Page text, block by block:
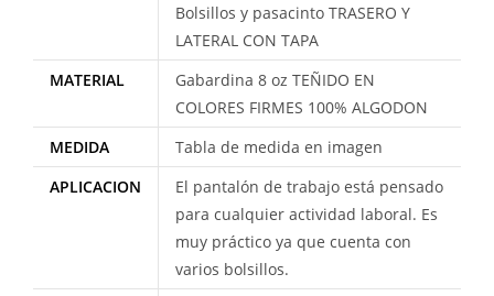
Bolsillos y pasacinto TRASERO Y
LATERAL CON TAPA
MATERIAL
Gabardina 8 oz TEÑIDO EN
COLORES FIRMES 100% ALGODON
MEDIDA
Tabla de medida en imagen
APLICACION
El pantalón de trabajo está pensado
para cualquier actividad laboral. Es
muy práctico ya que cuenta con
varios bolsillos.